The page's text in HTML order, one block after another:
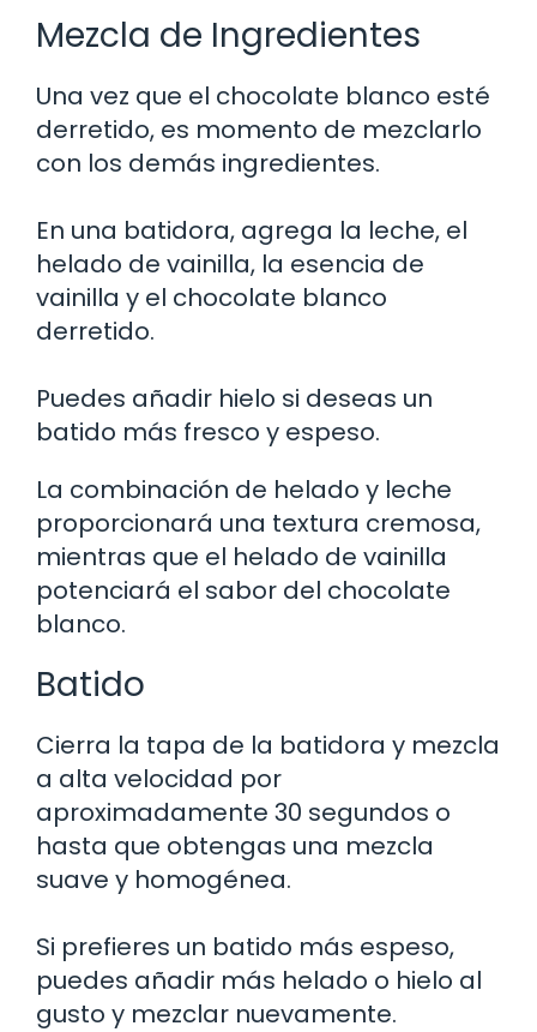
Mezcla de Ingredientes
Una vez que el chocolate blanco esté
derretido, es momento de mezclarlo
con los demás ingredientes.
En una batidora, agrega la leche, el
helado de vainilla, la esencia de
vainilla y el chocolate blanco
derretido.
Puedes añadir hielo si deseas un
batido más fresco y espeso.
La combinación de helado y leche
proporcionará una textura cremosa,
mientras que el helado de vainilla
potenciará el sabor del chocolate
blanco.
Batido
Cierra la tapa de la batidora y mezcla
a alta velocidad por
aproximadamente 30 segundos o
hasta que obtengas una mezcla
suave y homogénea.
Si prefieres un batido más espeso,
puedes añadir más helado o hielo al
gusto y mezclar nuevamente.